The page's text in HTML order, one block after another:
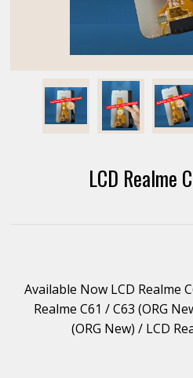
LCD Realme
Available Now LCD Realme
Realme C61 / C63 (ORG
(ORG New) / LCD